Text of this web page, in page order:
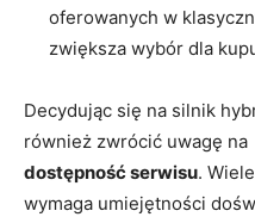
oferowanych ‌w
zwiększa wybór dla
Decydując się na silnik
również zwrócić uwagę⁤ na ⁢
dostępność ⁣serwisu.
wymaga umiejętności